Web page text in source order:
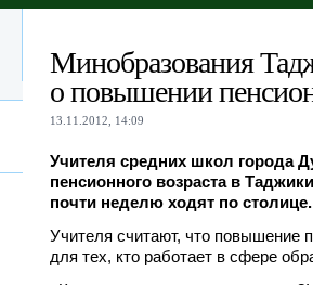
Минобразования
о повышении
13.11.2012, 14:09
Учителя средних школ города
пенсионного возраста в
почти неделю ходят по столице.
Учителя считают, что повышение
для тех, кто работает в сфере